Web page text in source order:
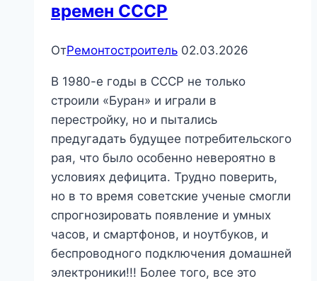
времен СССР
ОтРемонтостроитель 02.03.2026
В 1980-е годы в СССР не только
строили «Буран» и играли в
перестройку, но и пытались
предугадать будущее потребительского
рая, что было особенно невероятно в
условиях дефицита. Трудно поверить,
но в то время советские ученые смогли
спрогнозировать появление и умных
часов, и смартфонов, и ноутбуков, и
беспроводного подключения домашней
электроники!!! Более того, все это